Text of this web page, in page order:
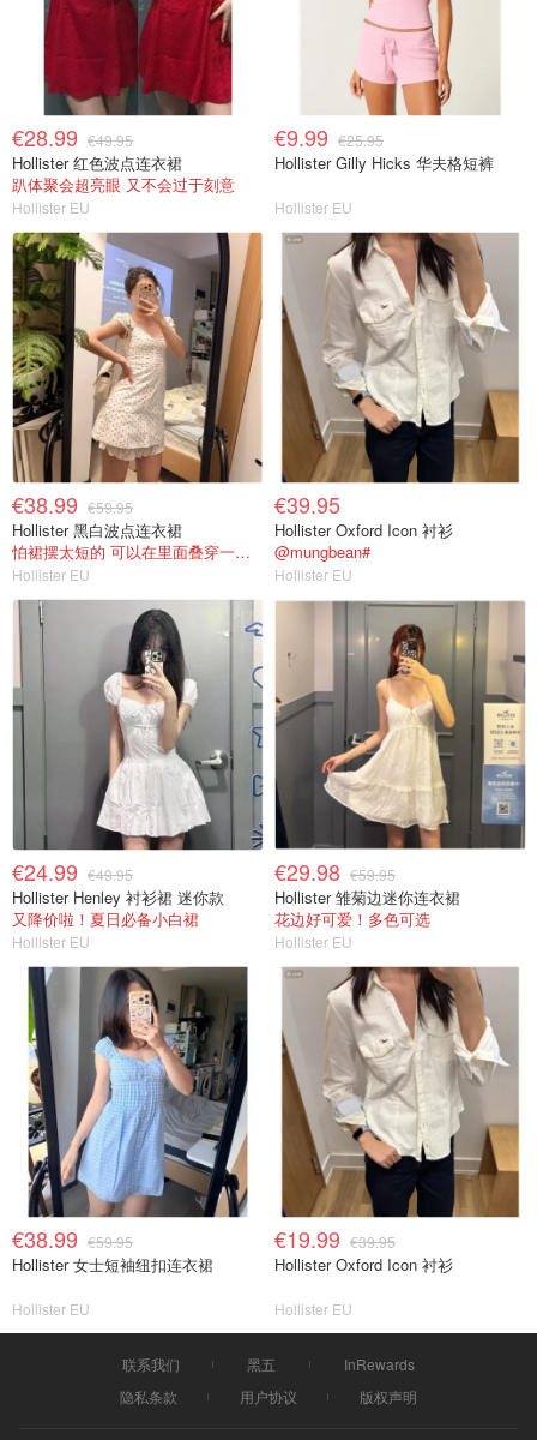
€28.99 €49.95
Hollister 红色波点连衣裙
趴体聚会超亮眼 又不会过于刻意
Hollister EU
€9.99 €25.95
Hollister Gilly Hicks 华夫格短裤
Hollister EU
€38.99 €59.95
Hollister 黑白波点连衣裙
怕裙摆太短的 可以在里面叠穿一个内衬裙
Hollister EU
€39.95
Hollister Oxford Icon 衬衫
@mungbean#
Hollister EU
€24.99 €49.95
Hollister Henley 衬衫裙 迷你款
又降价啦！夏日必备小白裙
Hollister EU
€29.98 €59.95
Hollister 雏菊边迷你连衣裙
花边好可爱！多色可选
Hollister EU
€38.99 €59.95
Hollister 女士短袖纽扣连衣裙
Hollister EU
€19.99 €39.95
Hollister Oxford Icon 衬衫
Hollister EU
联系我们 黑五
InRewards
隐私条款
用户协议 版权声明